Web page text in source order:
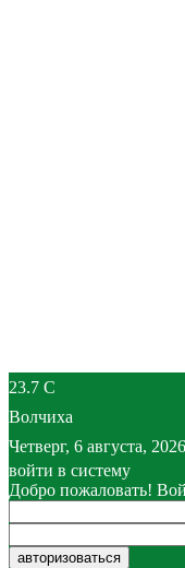
23.7 C
Волчиха
Четверг, 6 августа, 2026
войти в систему
Добро пожаловать!